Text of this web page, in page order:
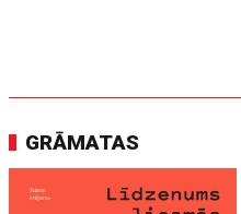
GRĀMATAS